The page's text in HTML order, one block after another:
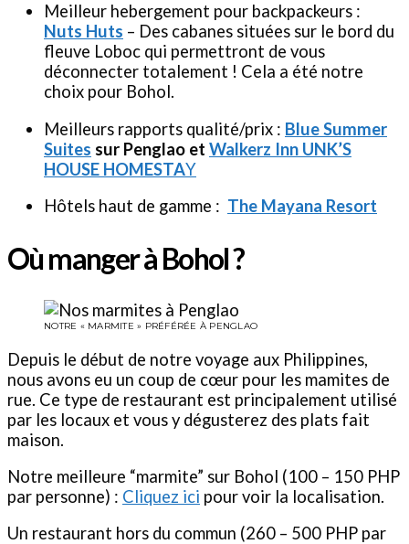
Meilleur hebergement pour backpackeurs :
Nuts Huts – Des cabanes situées sur le bord du
fleuve Loboc qui permettront de vous
déconnecter totalement ! Cela a été notre
choix pour Bohol.
Meilleurs rapports qualité/prix : Blue Summer
Suites sur Penglao et Walkerz Inn UNK’S
HOUSE HOMESTAY
Hôtels haut de gamme : The Mayana Resort
Où manger à Bohol ?
NOTRE « MARMITE » PRÉFÉRÉE À PENGLAO
Depuis le début de notre voyage aux Philippines,
nous avons eu un coup de cœur pour les mamites de
rue. Ce type de restaurant est principalement utilisé
par les locaux et vous y dégusterez des plats fait
maison.
Notre meilleure “marmite” sur Bohol (100 – 150 PHP
par personne) : Cliquez ici pour voir la localisation.
Un restaurant hors du commun (260 – 500 PHP par